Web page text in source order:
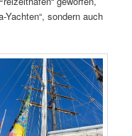
Yachten“, sondern auch